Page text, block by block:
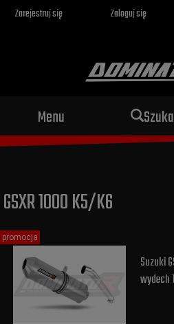
Zarejestruj się Zaloguj się
Menu
GSXR 1000 K5/K6
Suzuki
wydech
promocja